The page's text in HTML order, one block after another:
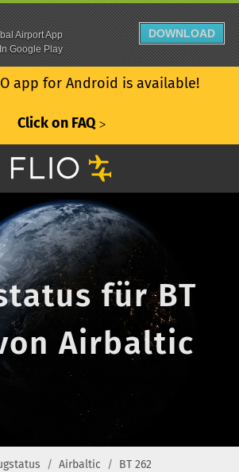
app for Android is available!
Click on FAQ ᐳ
für BT
Airbaltic
Airbaltic BT 262
Airport App
Google Play
DOWNLOAD